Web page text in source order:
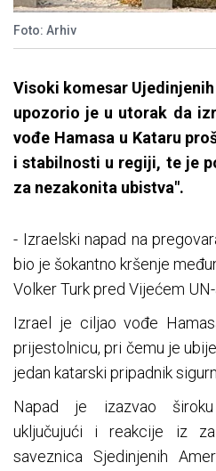
Foto: Arhiv
Visoki komesar
upozorio je u utorak da
vođe Hamasa u Kataru
i stabilnosti u regiji, te je
za nezakonita ubistva".
- Izraelski napad na
bio je šokantno kršenje
Volker Turk pred Vijećem
Izrael je ciljao vođe
prijestolnicu, pri čemu je
jedan katarski pripadnik
Napad je izazvao široku
uključujući i reakcije iz
saveznica Sjedinjenih